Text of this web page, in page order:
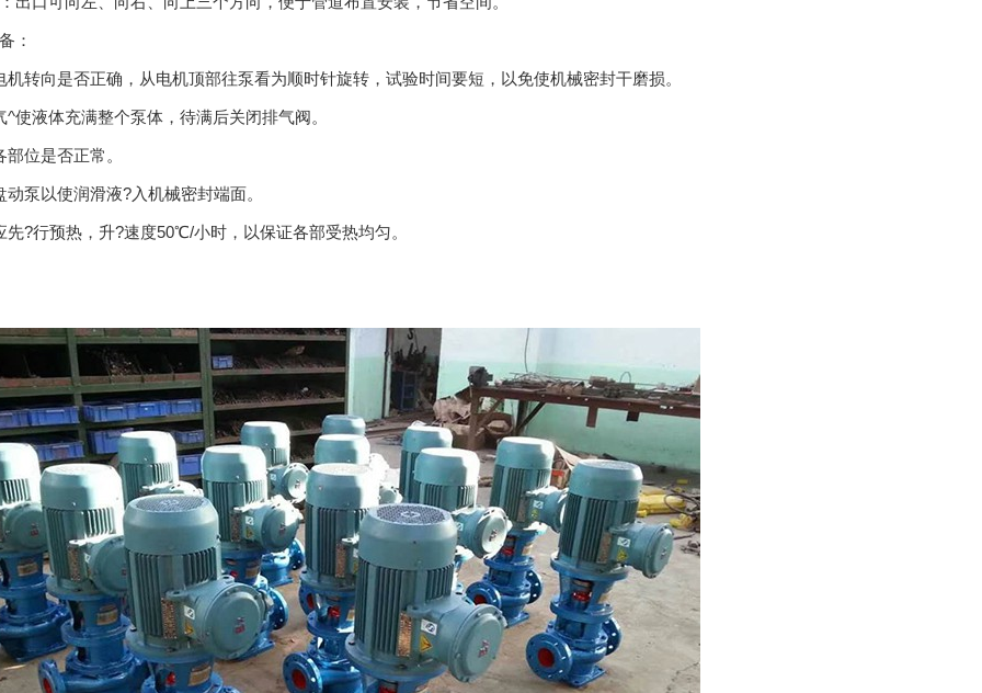
：
机转向是否正确，从电机顶部往泵看为顺时针旋转，试验时间要短，以免使机械密封干磨损。
^使液体充满整个泵体，待满后关闭排气阀。
位是否正常。
动泵以使润滑液?入机械密封端面。
先?行预热，升?速度50℃/小时，以保证各部受热均匀。